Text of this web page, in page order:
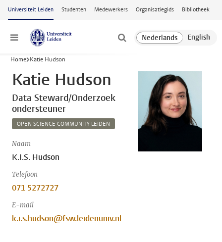
Ga naar hoofdinhoud
Universiteit Leiden Studenten Medewerkers Organisatiegids Bibliotheek
Menu
Home Katie Hudson
Katie Hudson
Data Steward/Onderzoek
ondersteuner
OPEN SCIENCE COMMUNITY LEIDEN
Naam
K.I.S. Hudson
Telefoon
071 5272727
E-mail
k.i.s.hudson@fsw.leidenuniv.nl